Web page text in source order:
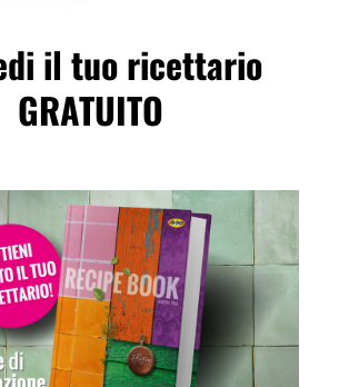
il tuo ricettario
GRATUITO